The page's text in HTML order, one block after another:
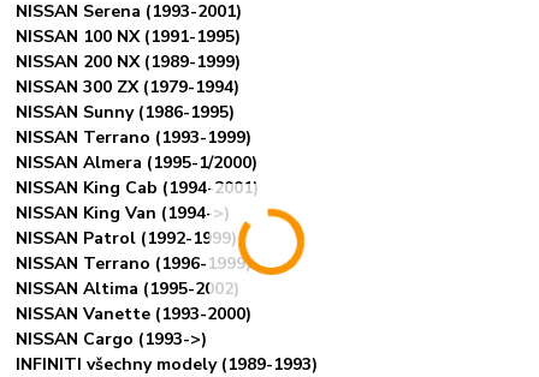
NISSAN Serena (1993-2001)
NISSAN 100 NX (1991-1995)
NISSAN 200 NX (1989-1999)
NISSAN 300 ZX (1979-1994)
NISSAN Sunny (1986-1995)
NISSAN Terrano (1993-1999)
NISSAN Almera (1995-1/2000)
NISSAN King Cab (1994-2001)
NISSAN King Van (1994->)
NISSAN Patrol (1992-1999)
NISSAN Terrano (1996-1999)
NISSAN Altima (1995-2002)
NISSAN Vanette (1993-2000)
NISSAN Cargo (1993->)
INFINITI všechny modely (1989-1993)